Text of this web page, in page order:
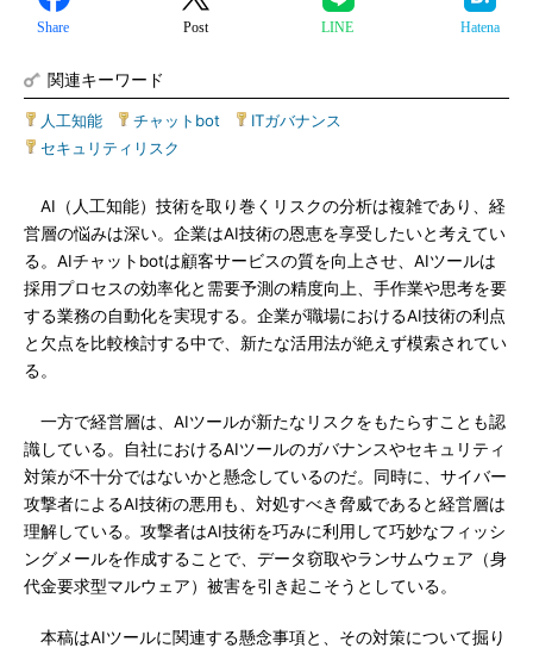
Share Post LINE Hatena
関連キーワード
人工知能 チャットbot ITガバナンス
セキュリティリスク
AI（人工知能）技術を取り巻くリスクの分析は複雑であり、経
営層の悩みは深い。企業はAI技術の恩恵を享受したいと考えてい
る。AIチャットbotは顧客サービスの質を向上させ、AIツールは
採用プロセスの効率化と需要予測の精度向上、手作業や思考を要
する業務の自動化を実現する。企業が職場におけるAI技術の利点
と欠点を比較検討する中で、新たな活用法が絶えず模索されてい
る。
一方で経営層は、AIツールが新たなリスクをもたらすことも認
識している。自社におけるAIツールのガバナンスやセキュリティ
対策が不十分ではないかと懸念しているのだ。同時に、サイバー
攻撃者によるAI技術の悪用も、対処すべき脅威であると経営層は
理解している。攻撃者はAI技術を巧みに利用して巧妙なフィッシ
ングメールを作成することで、データ窃取やランサムウェア（身
代金要求型マルウェア）被害を引き起こそうとしている。
本稿はAIツールに関連する懸念事項と、その対策について掘り